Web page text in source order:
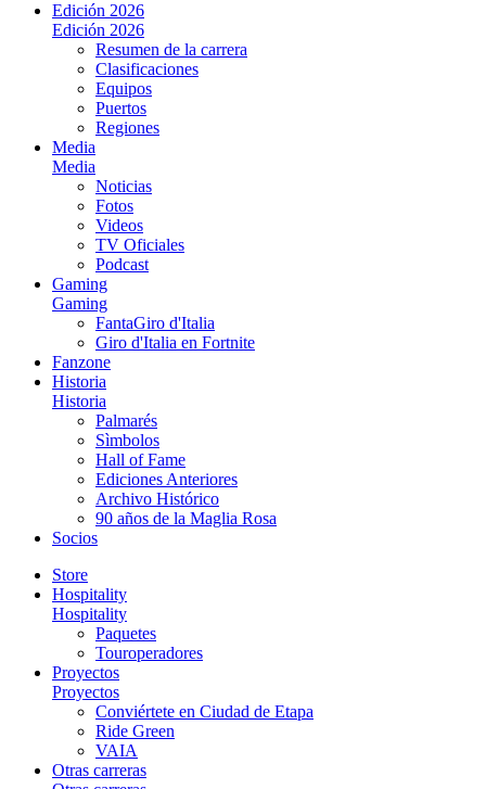
Edición 2026
Edición 2026
Resumen de la carrera
Clasificaciones
Equipos
Puertos
Regiones
Media
Media
Noticias
Fotos
Videos
TV Oficiales
Podcast
Gaming
Gaming
FantaGiro d'Italia
Giro d'Italia en Fortnite
Fanzone
Historia
Historia
Palmarés
Sìmbolos
Hall of Fame
Ediciones Anteriores
Archivo Histórico
90 años de la Maglia Rosa
Socios
Store
Hospitality
Hospitality
Paquetes
Touroperadores
Proyectos
Proyectos
Conviértete en Ciudad de Etapa
Ride Green
VAIA
Otras carreras